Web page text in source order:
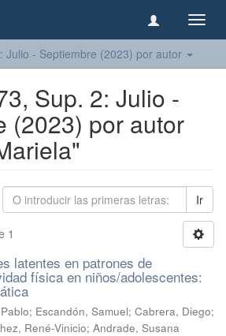
Julio - Septiembre (2023) por autor
Sup. 2: Julio -
(2023) por autor
Ir
1
latentes en patrones de
física en niños/adolescentes:
; Escandón, Samuel; Cabrera, Diego;
René-Vinicio; Andrade, Susana